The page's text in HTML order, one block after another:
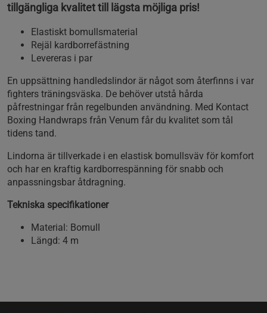
tillgängliga kvalitet till lägsta möjliga pris!
Elastiskt bomullsmaterial
Rejäl kardborrefästning
Levereras i par
En uppsättning handledslindor är något som återfinns i var
fighters träningsväska. De behöver utstå hårda
påfrestningar från regelbunden användning. Med Kontact
Boxing Handwraps från Venum får du kvalitet som tål
tidens tand.
Lindorna är tillverkade i en elastisk bomullsväv för komfort
och har en kraftig kardborrespänning för snabb och
anpassningsbar åtdragning.
Tekniska specifikationer
Material: Bomull
Längd: 4 m